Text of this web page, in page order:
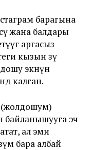
барагына
жана балдары
аргасыз
кызын өзү
экөөнүн
калган.
(жолдошум)
байланышууга эч
ал эми
бара албай